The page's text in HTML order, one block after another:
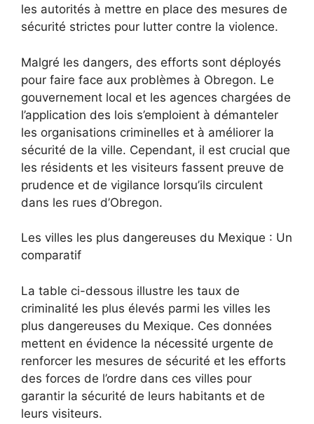
les autorités à mettre en place des mesures de
sécurité strictes pour lutter contre la violence.
Malgré les dangers, des efforts sont déployés
pour faire face aux problèmes à Obregon. Le
gouvernement local et les agences chargées de
l’application des lois s’emploient à démanteler
les organisations criminelles et à améliorer la
sécurité de la ville. Cependant, il est crucial que
les résidents et les visiteurs fassent preuve de
prudence et de vigilance lorsqu’ils circulent
dans les rues d’Obregon.
Les villes les plus dangereuses du Mexique : Un
comparatif
La table ci-dessous illustre les taux de
criminalité les plus élevés parmi les villes les
plus dangereuses du Mexique. Ces données
mettent en évidence la nécessité urgente de
renforcer les mesures de sécurité et les efforts
des forces de l’ordre dans ces villes pour
garantir la sécurité de leurs habitants et de
leurs visiteurs.